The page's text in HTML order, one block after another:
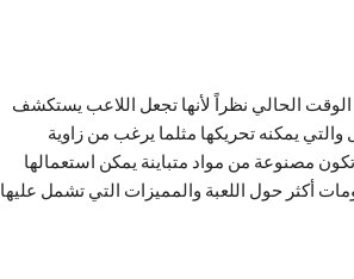
الحالي نظراً لأنها تجعل اللاعب يستكشف
يمكنه تحريكها مثلما يرغب من زاوية
مصنوعة من مواد متباينة يمكن استعمالها
أكثر حول اللعبة والمميزات التي تشمل عليها